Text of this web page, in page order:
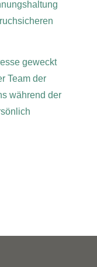
geweckt
Team der
während der